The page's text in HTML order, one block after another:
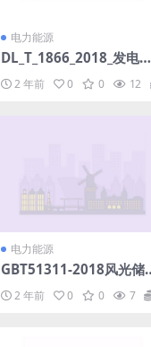
电力能源
DL_T_1866_2018_发电厂
导则.pdf
2 年前 0 0 12
电力能源
GBT51311-2018风光储
联合发电站调试及验收标
准(11.09MB)pdf
2 年前 0 0 7